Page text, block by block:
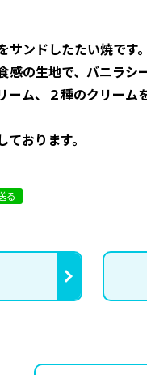
ンドしたたい焼です。
感の生地で、バニラシ
ーム、２種のクリーム
おります。
る